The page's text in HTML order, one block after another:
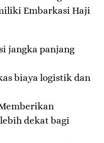
Embarkasi Haji
jangka panjang
biaya logistik dan
dekat bagi